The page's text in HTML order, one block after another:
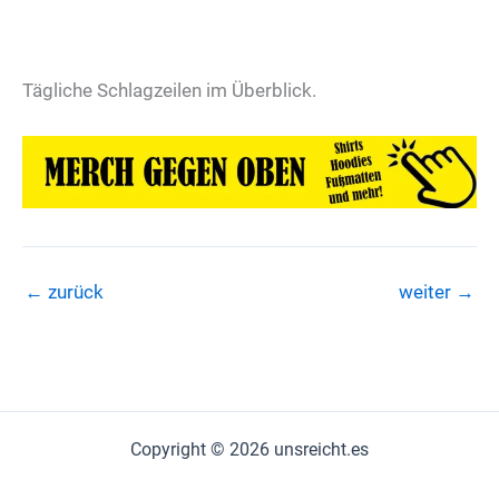
Tägliche Schlagzeilen im Überblick.
← zurück weiter →
Copyright © 2026 unsreicht.es